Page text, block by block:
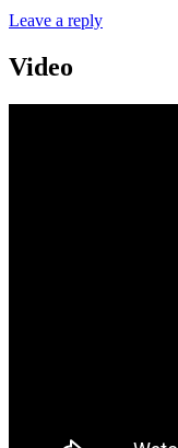
Leave a reply
Video